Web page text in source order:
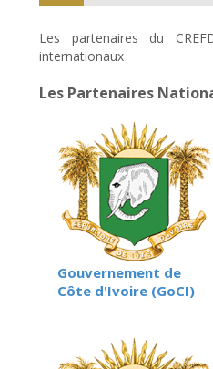
Les partenaires du
internationaux
Les Partenaires
Gouvernement de
Côte d'Ivoire (GoCI)